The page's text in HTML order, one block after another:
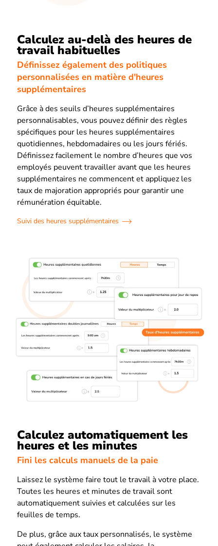
Calculez au-delà des heures de
travail habituelles
Définissez également des politiques
personnalisées en matière d'heures
supplémentaires
Grâce à des seuils d’heures supplémentaires
personnalisables, vous pouvez définir des règles
spécifiques pour les heures supplémentaires
quotidiennes, hebdomadaires ou les jours fériés.
Définissez facilement le nombre d’heures que vos
employés peuvent travailler avant que les heures
supplémentaires ne commencent et appliquez les
taux de majoration appropriés pour garantir une
rémunération équitable.
Suivi des heures supplémentaires
Calculez automatiquement les
heures et les minutes
Fini les calculs manuels de la paie
Laissez le système faire tout le travail à votre place.
Toutes les heures et minutes de travail sont
automatiquement suivies et calculées sur les
feuilles de temps.
De plus, grâce aux taux personnalisés, le système